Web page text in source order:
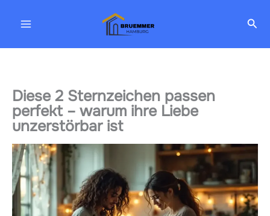
Inhalt
Diese 2 Sternzeichen passen
perfekt – warum ihre Liebe
unzerstörbar ist